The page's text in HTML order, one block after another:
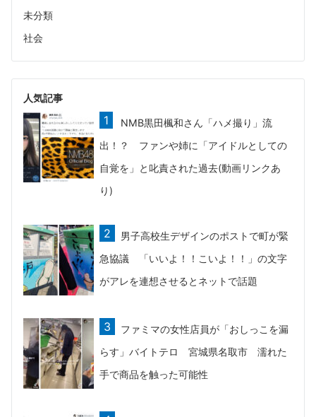
未分類
社会
人気記事
NMB黒田楓和さん「ハメ撮り」流
出！？ ファンや姉に「アイドルとしての
自覚を」と叱責された過去(動画リンクあ
り)
男子高校生デザインのポストで町が緊
急協議 「いいよ！！こいよ！！」の文字
がアレを連想させるとネットで話題
ファミマの女性店員が「おしっこを漏
らす」バイトテロ 宮城県名取市 濡れた
手で商品を触った可能性